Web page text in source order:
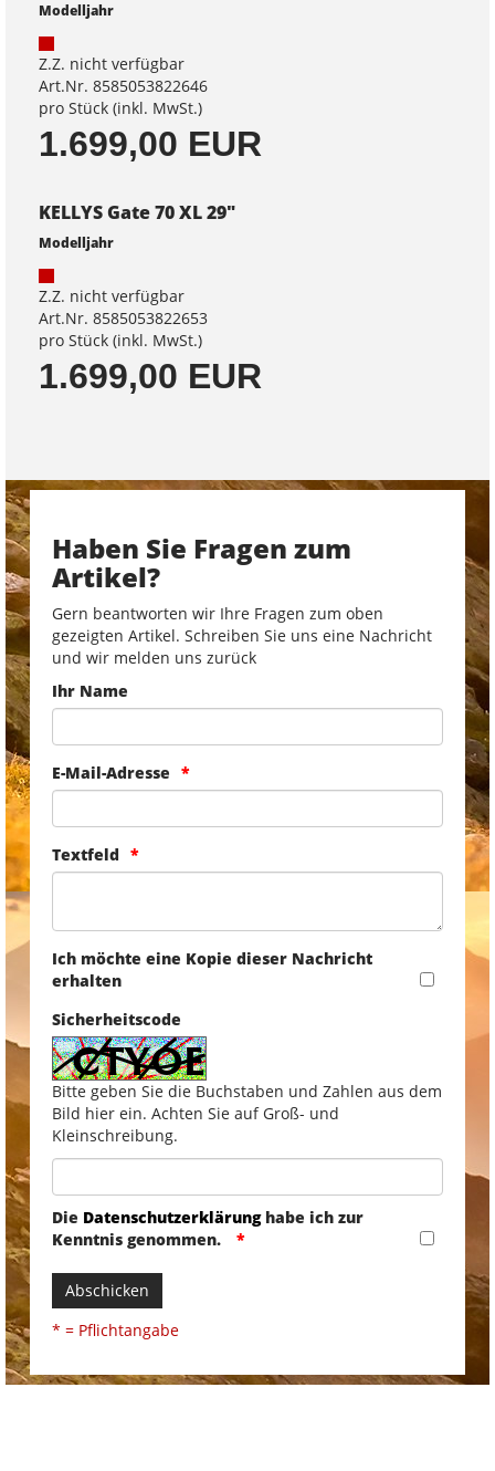
Modelljahr
Z.Z. nicht verfügbar
Art.Nr. 8585053822646
pro Stück (inkl. MwSt.)
1.699,00 EUR
KELLYS Gate 70 XL 29"
Modelljahr
Z.Z. nicht verfügbar
Art.Nr. 8585053822653
pro Stück (inkl. MwSt.)
1.699,00 EUR
Haben Sie Fragen zum
Artikel?
Gern beantworten wir Ihre Fragen zum oben
gezeigten Artikel. Schreiben Sie uns eine Nachricht
und wir melden uns zurück
Ihr Name
E-Mail-Adresse
Textfeld
Ich möchte eine Kopie dieser Nachricht
erhalten
Sicherheitscode
Bitte geben Sie die Buchstaben und Zahlen aus dem
Bild hier ein. Achten Sie auf Groß- und
Kleinschreibung.
Die Datenschutzerklärunghabe ich zur
Kenntnis genommen.
Abschicken
* = Pflichtangabe